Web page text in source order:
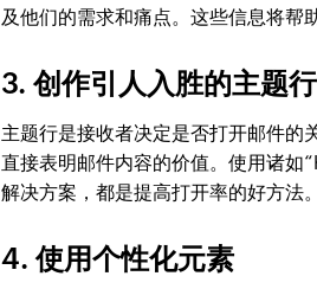
及他们的需求和痛点。这些信息将帮
3. 创作引人入胜的主题行
主题行是接收者决定是否打开邮件的
直接表明邮件内容的价值。使用诸如
解决方案，都是提高打开率的好方法。
4. 使用个性化元素